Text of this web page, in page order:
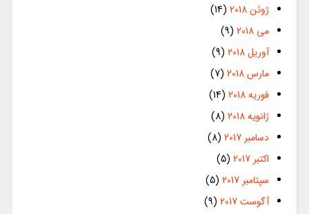
ژوئن 2018
(14)
می 2018
(9)
آوریل 2018
(9)
مارس 2018
(7)
فوریه 2018
(14)
ژانویه 2018
(8)
دسامبر 2017
(8)
اکتبر 2017
(5)
سپتامبر 2017
(5)
آگوست 2017
(9)